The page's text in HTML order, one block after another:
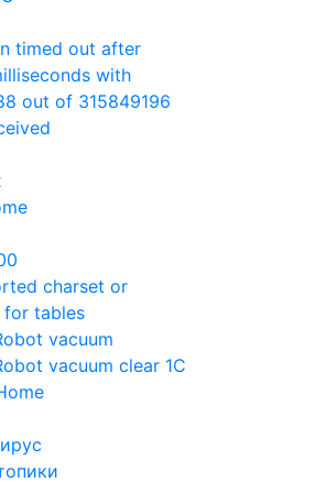
timed out after
with
out of 315849196
charset or
tables
vacuum
vacuum clear 1C